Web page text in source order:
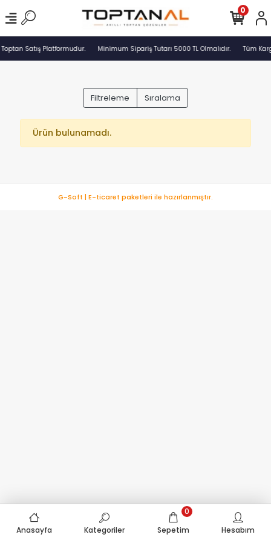
Satış Platformudur. Minimum Sipariş Tutarı 5000 TL Olmalıdır. Tüm
0
Filtreleme Sıralama
Ürün bulunamadı.
Anasayfa Kategoriler Sepetim
0
Hesabım
G-Soft | E-ticaret paketleri ile hazırlanmıştır.